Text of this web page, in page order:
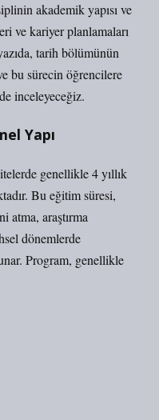
akademik yapısı ve
ve kariyer planlamaları
tarih bölümünün
bu sürecin öğrencilere
inceleyeceğiz.
Yapı
genellikle 4 yıllık
Bu eğitim süresi,
atma, araştırma
dönemlerde
Program, genellikle